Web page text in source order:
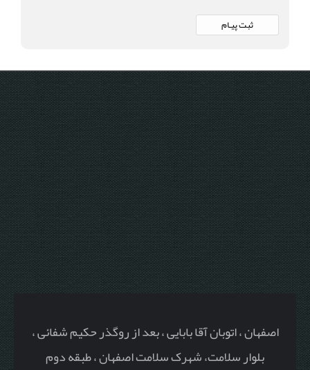
اصفهان ، اتوبان آقا بابایی ، بعد از روگذر حکیم شفائی ،
بلوار سلامت، شهرک سلامت اصفهان ، طبقه دوم